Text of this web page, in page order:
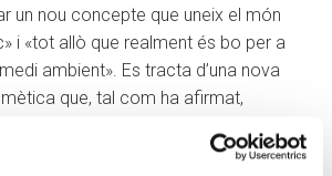
un nou concepte que uneix el món
i «tot allò que realment és bo per a
ambient». Es tracta d’una nova
que, tal com ha afirmat,